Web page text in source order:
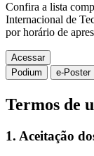
Confira a lista
Internacional de
por horário de
Acessar
Podium
e-Poster
Termos de
1. Aceitação